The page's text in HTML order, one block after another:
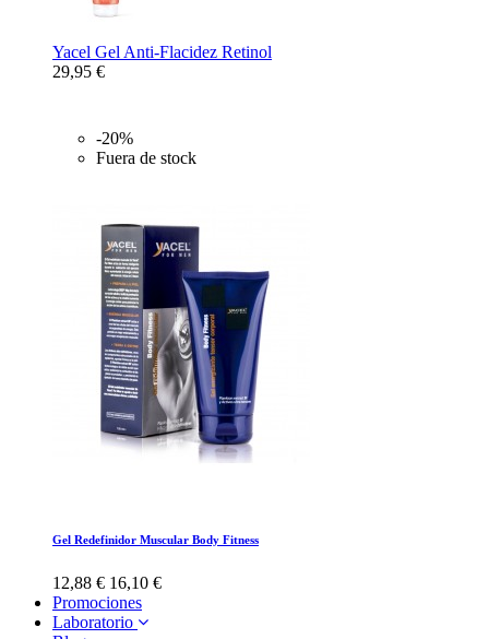
Yacel Gel Anti-Flacidez Retinol
29,95 €
-20%
Fuera de stock
Gel Redefinidor Muscular Body Fitness
12,88 € 16,10 €
Promociones
Laboratorio